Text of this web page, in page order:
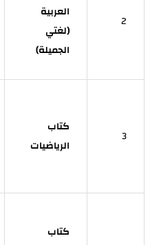
2
العربية
(لغتي
الجميلة)
3
كتاب
الرياضيات
كتاب